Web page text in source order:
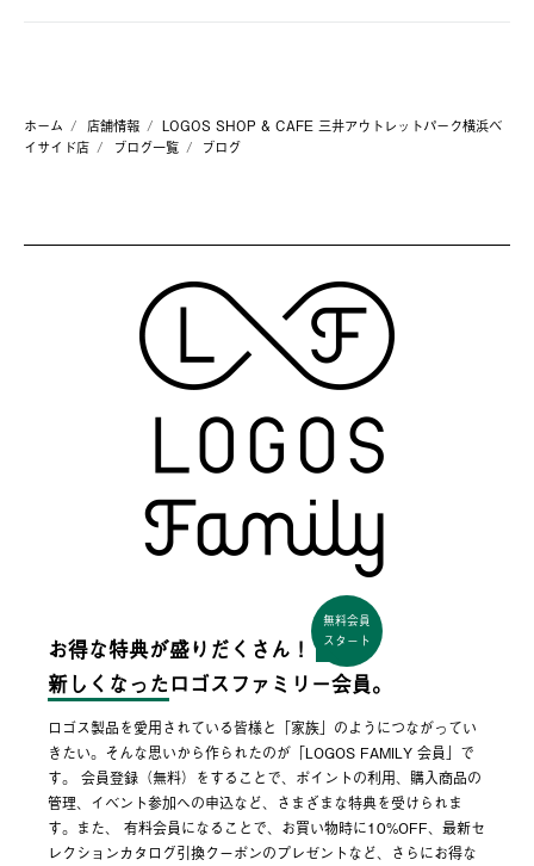
ホーム 店舗情報
LOGOS SHOP & CAFE 三井アウトレットパーク横浜ベ
イサイド店
ブログ一覧 ブログ
お得な特典が盛りだくさん！
無料会員
スタート
新しくなった ロゴスファミリー会員。
ロゴス製品を愛用されている皆様と「家族」のようにつながってい
きたい。そんな思いから作られたのが「LOGOS FAMILY 会員」で
す。 会員登録（無料）をすることで、ポイントの利用、購入商品の
管理、イベント参加への申込など、さまざまな特典を受けられま
す。また、 有料会員になることで、お買い物時に10%OFF、最新セ
レクションカタログ引換クーポンのプレゼントなど、さらにお得な